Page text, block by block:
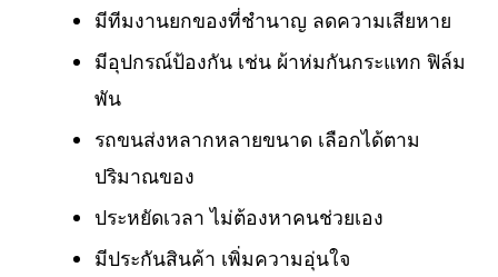
มีทีมงานยกของที่ชำนาญ ลดความเสียหาย
มีอุปกรณ์ป้องกัน เช่น ผ้าห่มกันกระแทก ฟิล์ม
พัน
รถขนส่งหลากหลายขนาด เลือกได้ตาม
ปริมาณของ
ประหยัดเวลา ไม่ต้องหาคนช่วยเอง
มีประกันสินค้า เพิ่มความอุ่นใจ